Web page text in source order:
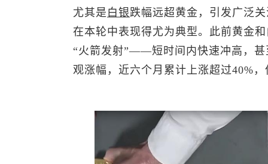
尤其是 白银跌幅远超黄金，引发广泛
在本轮中表现得尤为典型。此前黄金
“火箭发射”——短时间内快速冲高，甚
观涨幅，近六个月累计上涨超过40%